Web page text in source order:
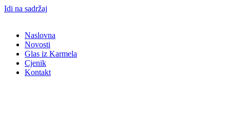
Idi na sadržaj
Naslovna
Novosti
Glas iz Karmela
Cjenik
Kontakt